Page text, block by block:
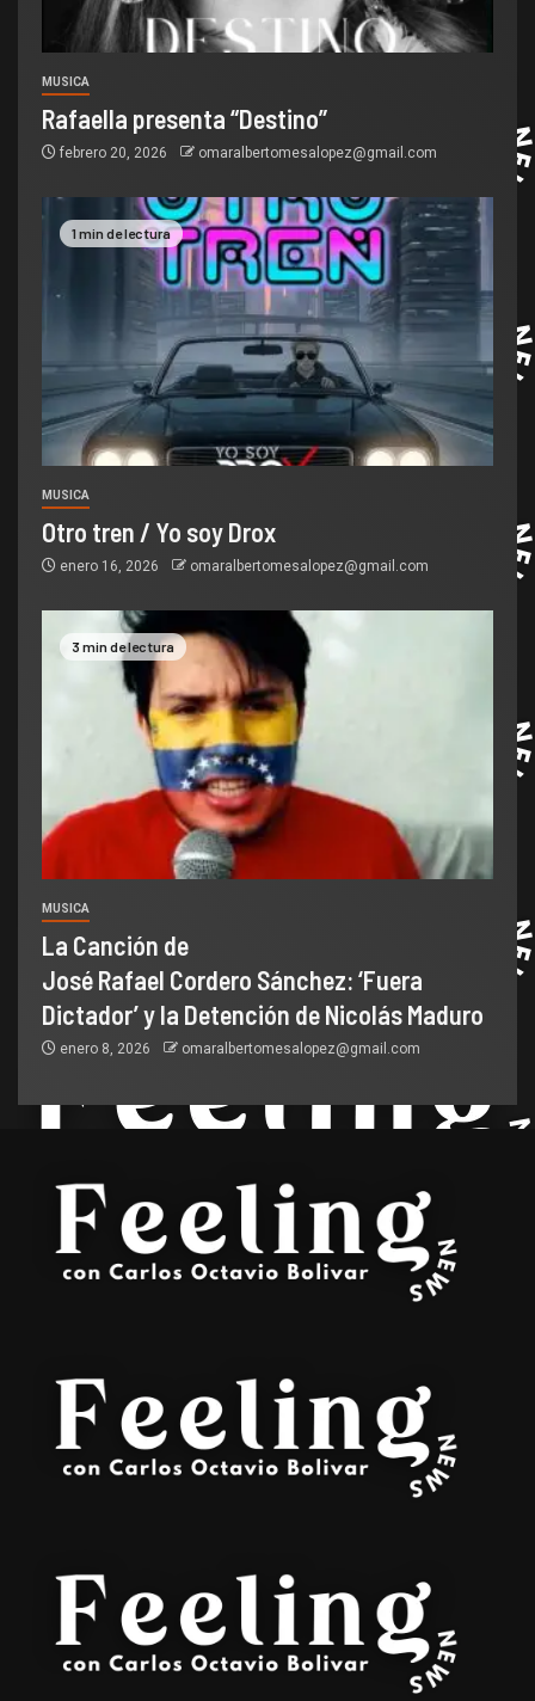
MUSICA
Rafaella presenta “Destino”
febrero 20, 2026 omaralbertomesalopez@gmail.com
1 min de lectura
MUSICA
Otro tren / Yo soy Drox
enero 16, 2026 omaralbertomesalopez@gmail.com
3 min de lectura
MUSICA
La Canción de
José Rafael Cordero Sánchez: ‘Fuera
Dictador’ y la Detención de Nicolás Maduro
enero 8, 2026 omaralbertomesalopez@gmail.com